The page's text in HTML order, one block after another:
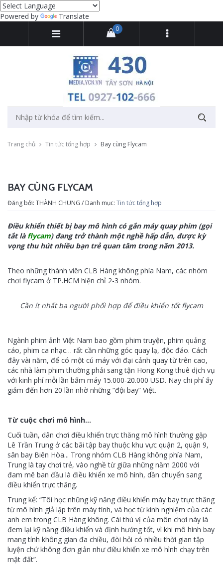
Powered by Translate
0
Trang chủ Tin tức tổng hợp Bay cùng Flycam
BAY CÙNG FLYCAM
Đăng bởi: THÀNH CHUNG / Danh mục: Tin tức tổng hợp
Điều khiển thiết bị bay mô hình có gắn máy quay phim (gọi
tắt là flycam) đang trở thành một nghề hấp dẫn, được kỳ
vọng thu hút nhiều bạn trẻ quan tâm trong năm 2013.
Theo những thành viên CLB Hàng không phía Nam, các nhóm
chơi flycam ở TP.HCM hiện chỉ 2-3 nhóm.
Cần ít nhất ba người phối hợp để điều khiển tốt flycam
Ngành phim ảnh Việt Nam bao gồm phim truyện, phim quảng
cáo, phim ca nhạc… rất cần những góc quay lạ, độc đáo. Cách
đây vài năm, để có một cú máy với đại cảnh quay từ trên cao,
các nhà làm phim thường phải sang tận Hong Kong thuê dịch vụ
với kinh phí mỗi lần bấm máy 15.000-20.000 USD. Nay chi phí ấy
giảm đến hơn 20 lần nhờ những “đội bay” Việt.
Từ cuộc chơi mô hình…
Cuối tuần, dân chơi điều khiển trực thăng mô hình thường gặp
Lê Trần Trung ở các bãi tập bay thuộc khu vực quận 2, quận 9,
sân bay Biên Hòa... Trong nhóm CLB Hàng không phía Nam,
Trung là tay chơi trẻ, vào nghề từ giữa những năm 2000 với
đam mê ban đầu là điều khiển xe mô hình, dần chuyển sang
điều khiển trực thăng.
Trung kể: “Tôi học những kỹ năng điều khiển máy bay trực thăng
từ mô hình giả lập trên máy tính, và học từ kinh nghiệm của các
anh em trong CLB Hàng không. Cái thú vị của môn chơi này là
đem lại kỹ năng điều khiển và định hướng tốt, vì khi mô hình bay
mang tính không gian đa chiều, đòi hỏi có nhiều thời gian tập
luyện chứ không đơn giản như điều khiển xe mô hình chạy trên
mặt đất”.